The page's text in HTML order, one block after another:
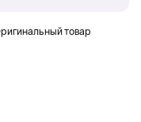
товар